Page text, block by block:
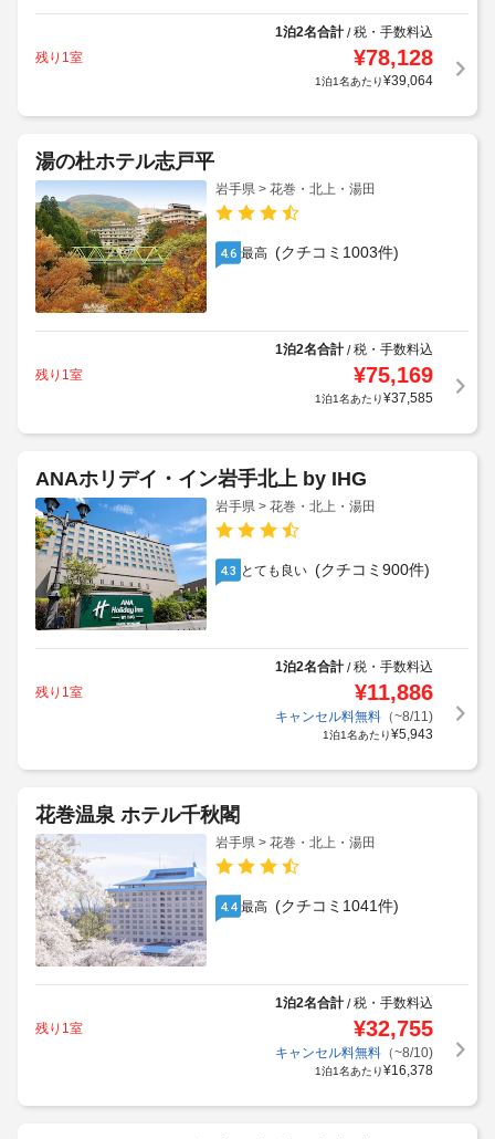
1泊2名合計/税・手数料込
残り1室
¥78,128
1泊1名あたり¥39,064
湯の杜ホテル志戸平
岩手県 > 花巻・北上・湯田
4.6 最高 (クチコミ1003件)
1泊2名合計/税・手数料込
残り1室
¥75,169
1泊1名あたり¥37,585
ANAホリデイ・イン岩手北上 by IHG
岩手県 > 花巻・北上・湯田
4.3 とても良い (クチコミ900件)
1泊2名合計/税・手数料込
残り1室
¥11,886
キャンセル料無料（~8/11)
1泊1名あたり¥5,943
花巻温泉 ホテル千秋閣
岩手県 > 花巻・北上・湯田
4.4 最高 (クチコミ1041件)
1泊2名合計/税・手数料込
残り1室
¥32,755
キャンセル料無料（~8/10)
1泊1名あたり¥16,378